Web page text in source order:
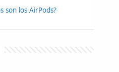
son los AirPods?